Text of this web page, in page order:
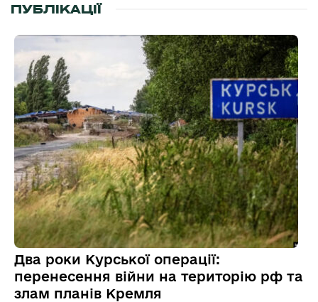
ПУБЛІКАЦІЇ
Два роки Курської операції:
перенесення війни на територію рф та
злам планів Кремля